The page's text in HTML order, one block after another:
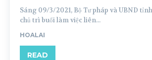
Sáng 09/3/2021, Bộ Tư pháp và UBND
chủ trì buổi làm việc liên...
HOALAI
READ